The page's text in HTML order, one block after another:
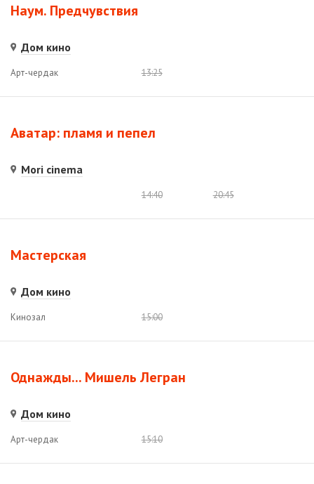
Наум. Предчувствия
Дом кино
Арт-чердак 13:25
Аватар: пламя и пепел
Mori cinema
14:40 20:45
Мастерская
Дом кино
Кинозал 15:00
Однажды... Мишель Легран
Дом кино
Арт-чердак 15:10